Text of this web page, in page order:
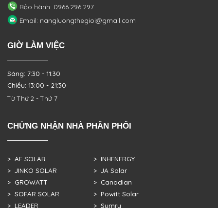
Bảo hành: 0966 296 297
Email: nangluongthegioi@gmail.com
GIỜ LÀM VIỆC
Sáng: 7:30 - 11:30
Chiều: 13:00 - 21:30
Từ Thứ 2 - Thứ 7
CHỨNG NHẬN NHÀ PHÂN PHỐI
> AE SOLAR
> JINKO SOLAR
> GROWATT
> SOFAR SOLAR
> LEADER
> INHENERGY
> JA Solar
> Canadian
> Powitt Solar
> Sumry